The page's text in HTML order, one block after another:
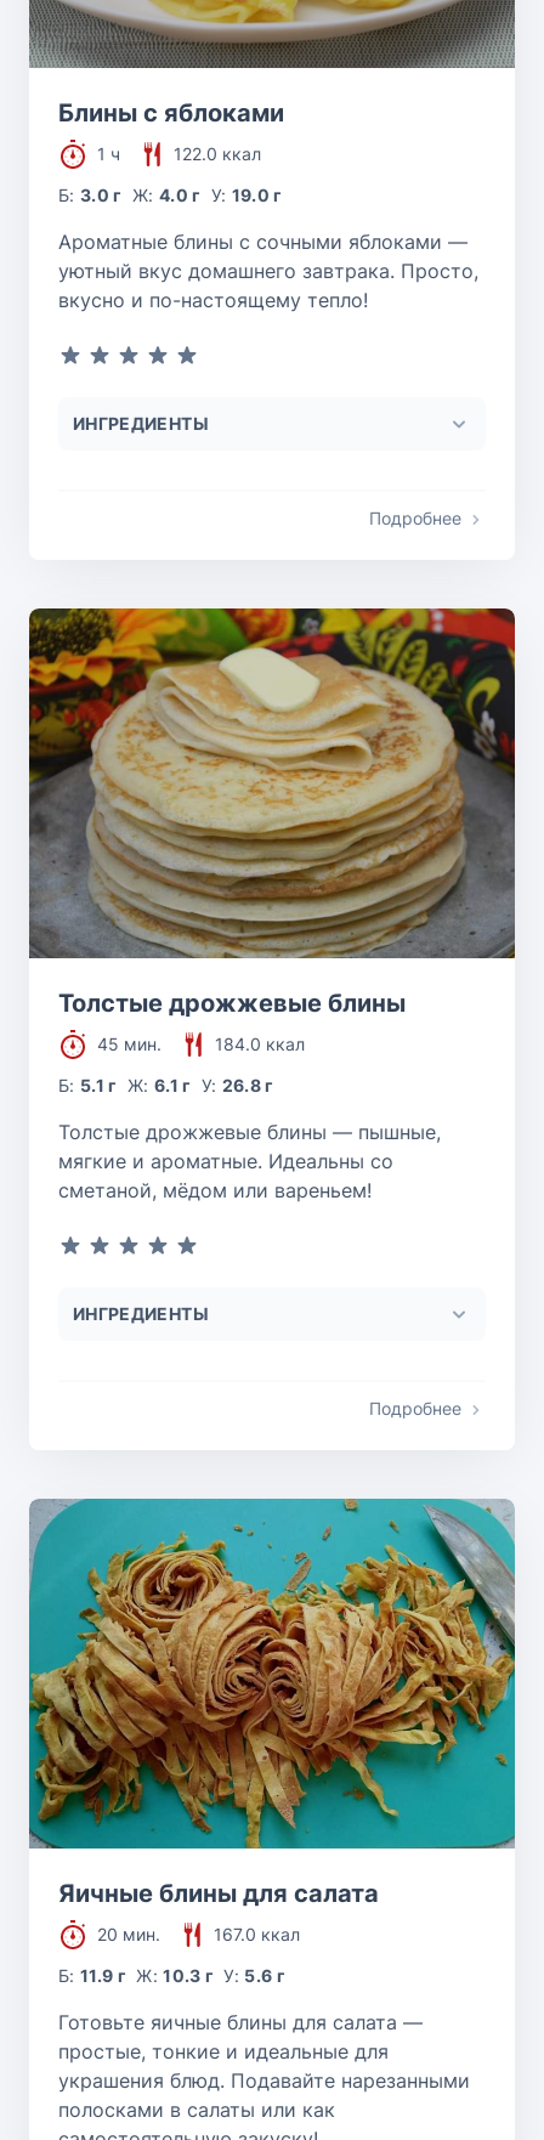
Блины с яблоками
1 ч
122.0 ккал
Б:3.0 г Ж: 4.0 г У: 19.0 г
Ароматные блины с сочными яблоками —
уютный вкус домашнего завтрака. Просто,
вкусно и по-настоящему тепло!
ИНГРЕДИЕНТЫ
Подробнее
Толстые дрожжевые блины
45 мин.
184.0 ккал
Б: 5.1 г Ж: 6.1 г У: 26.8 г
Толстые дрожжевые блины — пышные,
мягкие и ароматные. Идеальны со
сметаной, мёдом или вареньем!
ИНГРЕДИЕНТЫ
Подробнее
Яичные блины для салата
20 мин.
167.0 ккал
Б:11.9 г Ж:10.3 г У: 5.6 г
Готовьте яичные блины для салата —
простые, тонкие и идеальные для
украшения блюд. Подавайте нарезанными
полосками в салаты или как